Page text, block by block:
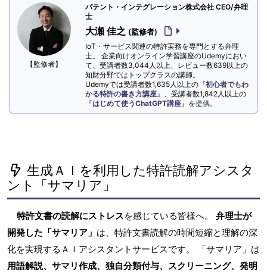
【監修者】
パテント・インテグレーション株式会社 CEO/弁理
士
大瀬 佳之 (監修者)
IoT・サービス関連の特許実務を専門とする弁理
士。 企業向けオンライン学習講座のUdemyにおい
て、受講者数3,044人以上、レビュー数639以上の
知財分野ではトップクラスの講師。
Udemyでは受講者数1,635人以上の『初心者でもわ
かる特許の書き方講座 』、受講者数1,842人以上の
『はじめて使うChatGPT講座 』を提供。
生成ＡＩを利用した特許読解アシスタ
ント「サマリア」
特許文書の読解にストレスを感じている皆様へ。 弁理士が
開発した「サマリア」 は、特許文書読解の時間短縮と理解の深
化を実現するＡＩアシスタントサービスです。 「サマリア」は
用語解説、サマリ作成、独自分類付与、スクリーニング、発明